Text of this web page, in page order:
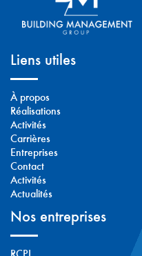
Liens utiles
À propos
Réalisations
Activités
Carrières
Entreprises
Contact
Activités
Actualités
Nos entreprises